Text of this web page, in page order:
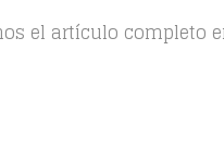
el artículo completo